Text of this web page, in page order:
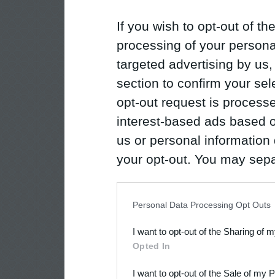
If you wish to opt-out of
processing of your
targeted advertising by
section to confirm your
opt-out request is
interest-based ads based
us or personal
your opt-out. You may
Downstream Participants
third parties.
Personal Data Processing Opt Outs
I want to opt-out of the Sharing of
Opted In
I want to opt-out of the Sale of my